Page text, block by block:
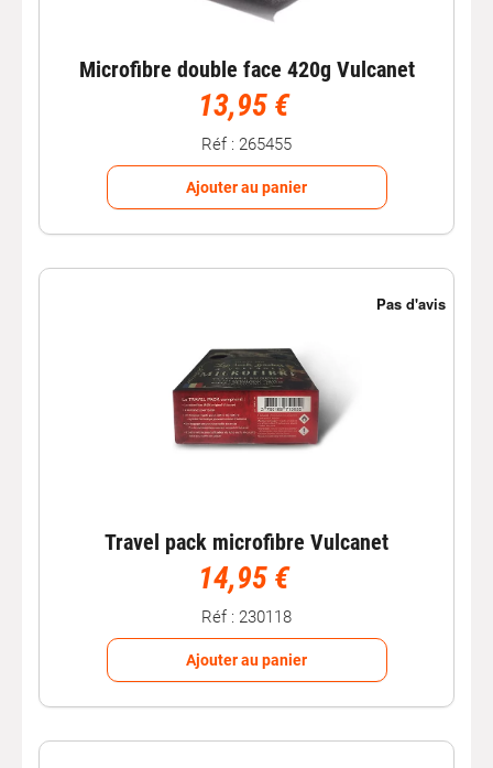
Microfibre double face 420g Vulcanet
13,95 €
Réf : 265455
Ajouter au panier
Travel pack microfibre Vulcanet
14,95 €
Réf : 230118
Ajouter au panier